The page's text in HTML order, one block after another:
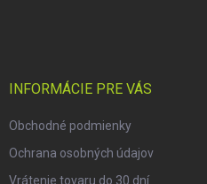
INFORMÁCIE PRE VÁS
Obchodné podmienky
Ochrana osobných údajov
Vrátenie tovaru do 30 dní